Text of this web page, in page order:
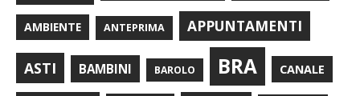
AMBIENTE ANTEPRIMA APPUNTAMENTI
ASTI BAMBINI BAROLO BRA CANALE